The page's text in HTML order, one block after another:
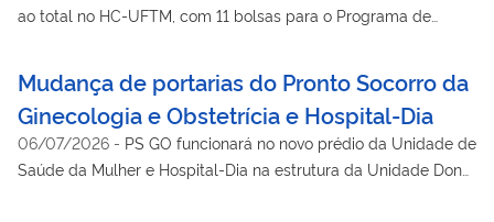
ao total no HC-UFTM, com 11 bolsas para o Programa de
Mudança de portarias do Pronto Socorro da
Ginecologia e Obstetrícia e Hospital-Dia
06/07/2026 - PS GO funcionará no novo prédio da Unidade de
Saúde da Mulher e Hospital-Dia na estrutura da Unidade Dona